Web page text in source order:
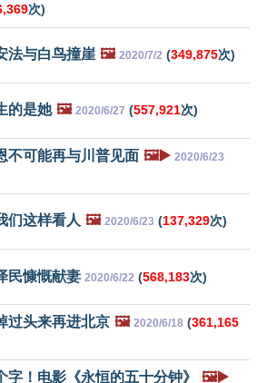
次)
法与白鸟撞崖 🖼️ 2020/7/2 (349,875次)
的是她 🖼️ 2020/6/27 (557,921次)
不可能再与川普见面 🖼️▶️ 2020/6/23
们这样看人 🖼️ 2020/6/23 (137,329次)
民慷慨献妻 2020/6/22 (568,183次)
过头来再进北京 🖼️ 2020/6/18 (361,165
！电影《永恒的五十分钟》 🖼️▶️